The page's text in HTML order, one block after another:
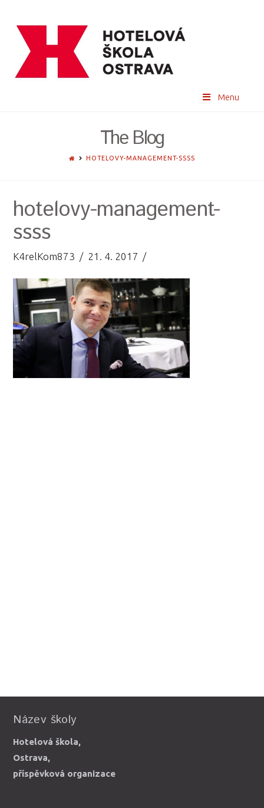
Menu
The Blog
HOMEHOTELOVY-MANAGEMENT-SSSS
hotelovy-management-
ssss
K4relKom873 21. 4. 2017
Název školy
Hotelová škola,
Ostrava,
příspěvková organizace